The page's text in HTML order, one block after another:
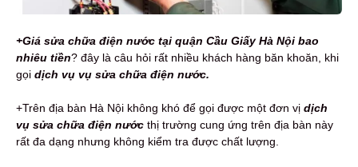
+Giá sửa chữa điện nước tại quận Cầu Giấy Hà Nội bao
nhiêu tiền? đây là câu hỏi rất nhiều khách hàng băn khoăn, khi
gọi dịch vụ vụ sửa chữa điện nước.
+Trên địa bàn Hà Nội không khó để gọi được một đơn vị dịch
vụ sửa chữa điện nước thị trường cung ứng trên địa bàn này
rất đa dạng nhưng không kiểm tra được chất lượng.